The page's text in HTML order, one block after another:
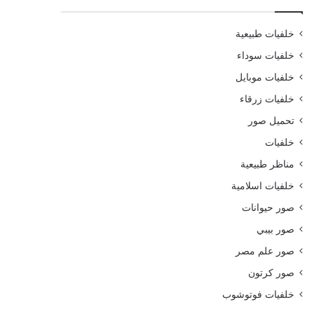
خلفيات طبيعية
خلفيات سوداء
خلفيات موبايل
خلفيات زرقاء
تحميل صور
خلفيات
مناظر طبيعية
خلفيات اسلامية
صور حيوانات
صور بيبي
صور علم مصر
صور كرتون
خلفيات فوتوشوب